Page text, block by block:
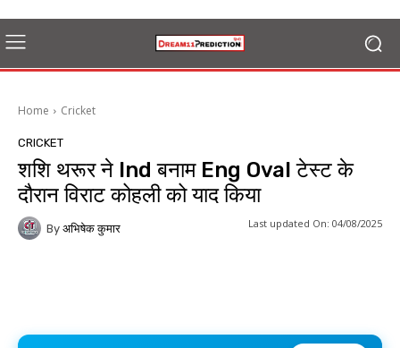
Home Cricket
CRICKET
शशि थरूर ने Ind बनाम Eng Oval टेस्ट के
दौरान विराट कोहली को याद किया
By अभिषेक कुमार Last updated On: 04/08/2025